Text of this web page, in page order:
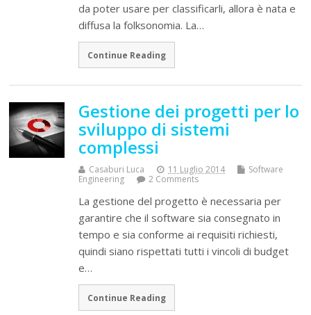
da poter usare per classificarli, allora è nata e
diffusa la folksonomia. La…
Continue Reading
Gestione dei progetti per lo
sviluppo di sistemi
complessi
Casaburi Luca 11 Luglio 2014
Software
Engineering
2 Comments
La gestione del progetto è necessaria per
garantire che il software sia consegnato in
tempo e sia conforme ai requisiti richiesti,
quindi siano rispettati tutti i vincoli di budget
e…
Continue Reading